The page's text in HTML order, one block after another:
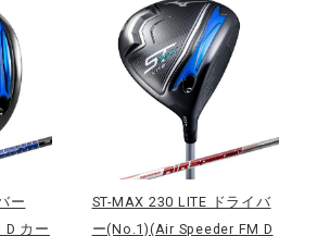
ノスリープ
レイン
ー
D カー
ST-MAX 230 LITE ドライバ
ー(No.1)(Air Speeder FM D